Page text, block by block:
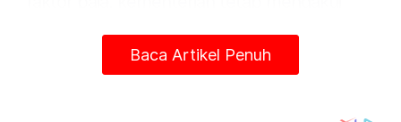
boleh memberi kesan kepada prestasi
Baca Artikel Penuh